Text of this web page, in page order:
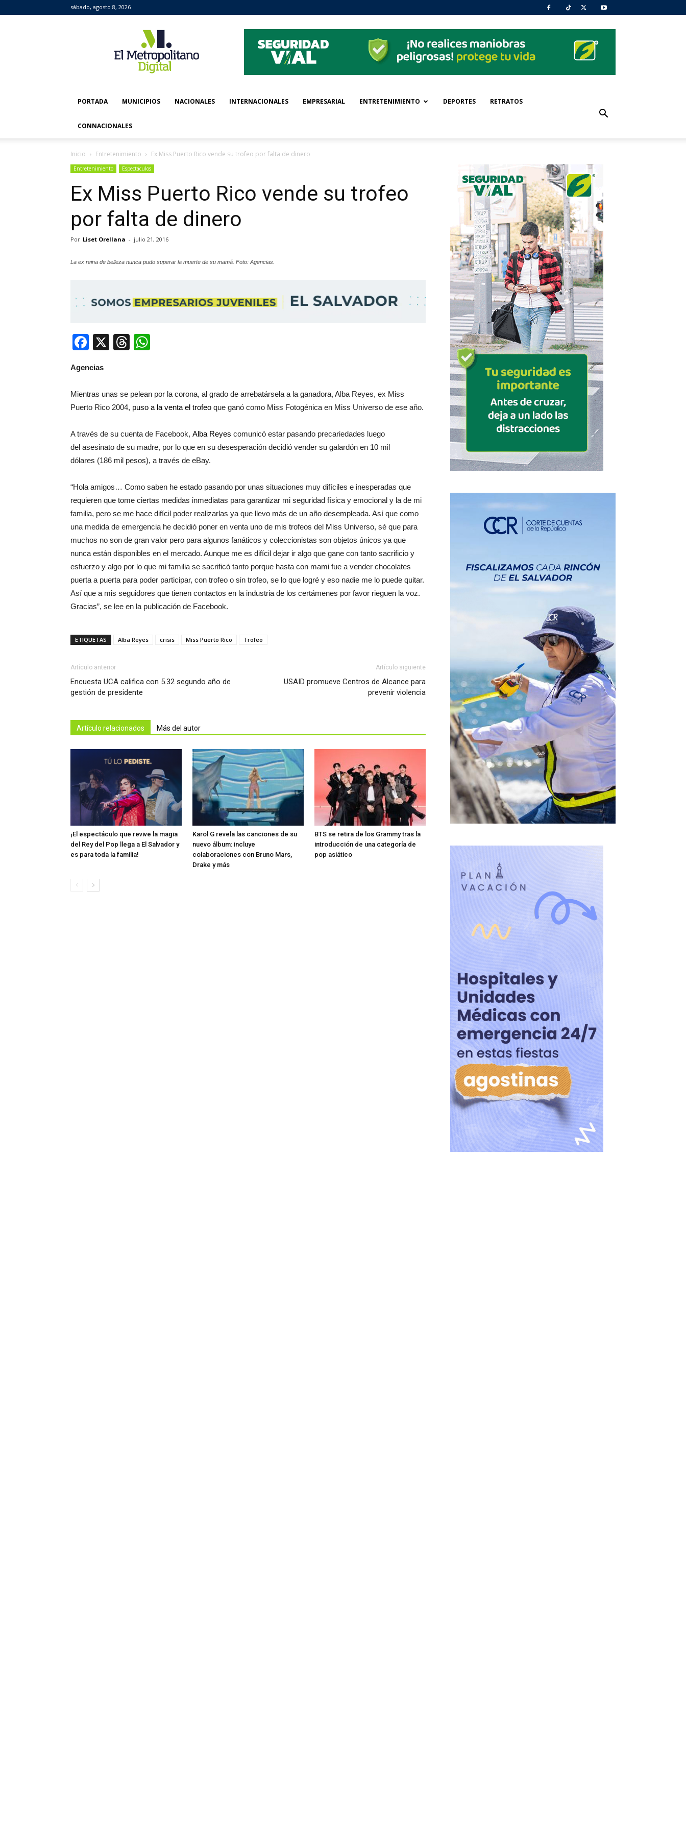
sábado, agosto 8, 2026
Metropolitano
Digital
PORTADA MUNICIPIOS NACIONALES INTERNACIONALES EMPRESARIAL ENTRETENIMIENTO DEPORTES RETRATOS
CONNACIONALES
Inicio Entretenimiento Ex Miss Puerto Rico vende su trofeo por falta de dinero
Entretenimiento Espectáculos
Ex Miss Puerto Rico vende su trofeo
por falta de dinero
Por Liset Orellana - julio 21, 2016
La ex reina de belleza nunca pudo superar la muerte de su mamá. Foto: Agencias.
Facebook
X Threads
Agencias
Mientras unas se pelean por la corona, al grado de arrebatársela a la ganadora, Alba Reyes, ex Miss
Puerto Rico 2004, puso a la venta el trofeo que ganó como Miss Fotogénica en Miss Universo de ese año.
A través de su cuenta de Facebook, Alba Reyes comunicó estar pasando precariedades luego
del asesinato de su madre, por lo que en su desesperación decidió vender su galardón en 10 mil
dólares (186 mil pesos), a través de eBay.
“Hola amigos… Como saben he estado pasando por unas situaciones muy difíciles e inesperadas que
requieren que tome ciertas medidas inmediatas para garantizar mi seguridad física y emocional y la de mi
familia, pero se me hace difícil poder realizarlas ya que llevo más de un año desempleada. Así que como
una medida de emergencia he decidió poner en venta uno de mis trofeos del Miss Universo, sé que para
muchos no son de gran valor pero para algunos fanáticos y coleccionistas son objetos únicos ya que
nunca están disponibles en el mercado. Aunque me es difícil dejar ir algo que gane con tanto sacrificio y
esfuerzo y algo por lo que mi familia se sacrificó tanto porque hasta con mami fue a vender chocolates
puerta a puerta para poder participar, con trofeo o sin trofeo, se lo que logré y eso nadie me lo puede quitar.
Así que a mis seguidores que tienen contactos en la industria de los certámenes por favor rieguen la voz.
Gracias”, se lee en la publicación de Facebook.
ETIQUETAS Alba Reyes crisis Miss Puerto Rico Trofeo
Artículo anterior
Encuesta UCA califica con 5.32 segundo año de
gestión de presidente
Artículo siguiente
USAID promueve Centros de Alcance para
prevenir violencia
Artículo relacionados Más del autor
¡El espectáculo que revive la magia
del Rey del Pop llega a El Salvador y
es para toda la familia!
Karol G revela las canciones de su
nuevo álbum: incluye
colaboraciones con Bruno Mars,
Drake y más
BTS se retira de los Grammy tras la
introducción de una categoría de
pop asiático